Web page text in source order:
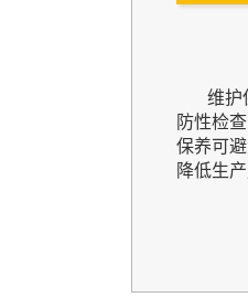
维护
防性检
保养可
降低生